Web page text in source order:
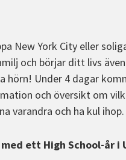
New York City eller
och börjar ditt livs
hörn! Under 4 dagar
och översikt om
varandra och ha kul
ett High School-år i